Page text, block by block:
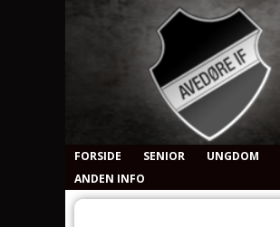
FORSIDE SENIOR UNGDOM
ANDEN INFO